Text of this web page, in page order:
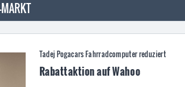
Tadej Pogacars Fahrradcomputer reduziert
Rabattaktion auf Wahoo